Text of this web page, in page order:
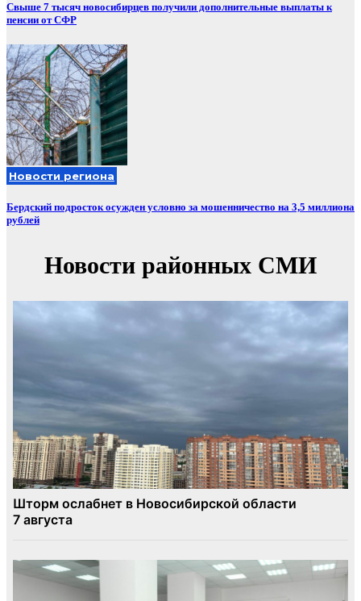
Свыше 7 тысяч новосибирцев получили дополнительные выплаты к
пенсии от СФР
Новости региона
Бердский подросток осужден условно за мошенничество на 3,5 миллиона
рублей